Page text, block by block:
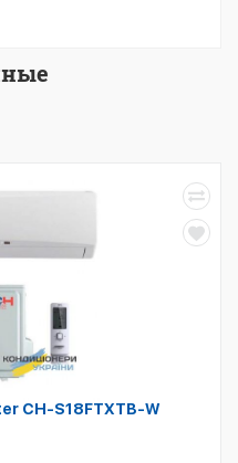
CH-S18FTXTB-W